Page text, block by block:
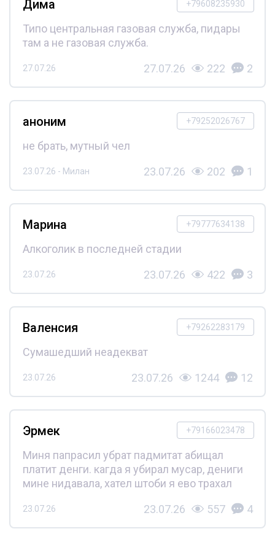
+79608235930
Дима
Типо центральная газовая служба, пидары
там а не газовая служба.
27.07.26 27.07.26 222 2
+79252026767
аноним
не брать, мутный чел
23.07.26 - Милан 23.07.26 202 1
+79777634138
Марина
Алкоголик в последней стадии
23.07.26 23.07.26 422 3
+79262283179
Валенсия
Сумашедший неадекват
23.07.26 23.07.26 1244 12
+79166023478
Эрмек
Миня папрасил убрат падмитат абищал
платит денги. кагда я убирал мусар, дениги
мине нидавала, хател штоби я ево трахал
23.07.26 23.07.26 557 4